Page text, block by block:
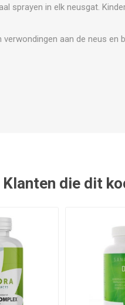
sprayen in elk neusgat.
aan de neus
Klanten die dit